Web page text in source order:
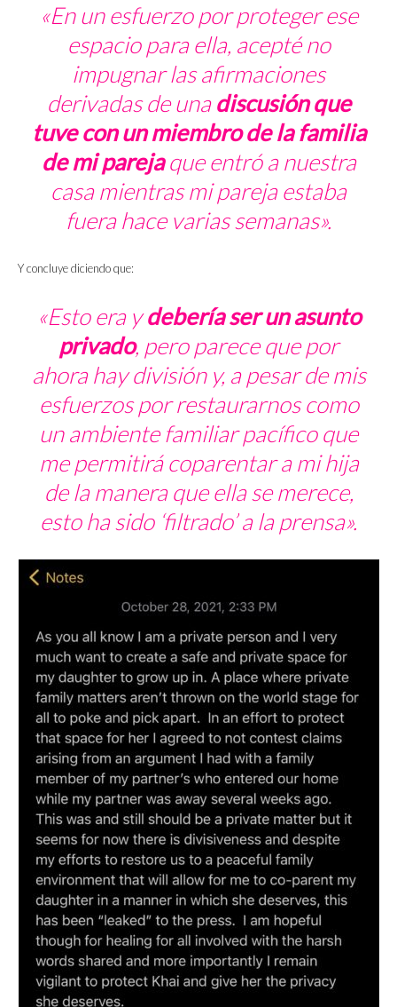
«En un esfuerzo por proteger ese
espacio para ella, acepté no
impugnar las afirmaciones
derivadas de unadiscusión que
tuve con un miembro de la familia
de mi parejaque entró a nuestra
casa mientras mi pareja estaba
fuera hace varias semanas».
Y concluye diciendo que:
«Esto era ydebería ser un asunto
privado, pero parece que por
ahora hay división y, a pesar de mis
esfuerzos por restaurarnos como
un ambiente familiar pacífico que
me permitirá coparentar a mi hija
de la manera que ella se merece,
esto ha sido ‘filtrado’ a la prensa».